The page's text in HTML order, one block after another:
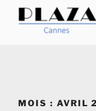
Aller
MOIS : AVRIL